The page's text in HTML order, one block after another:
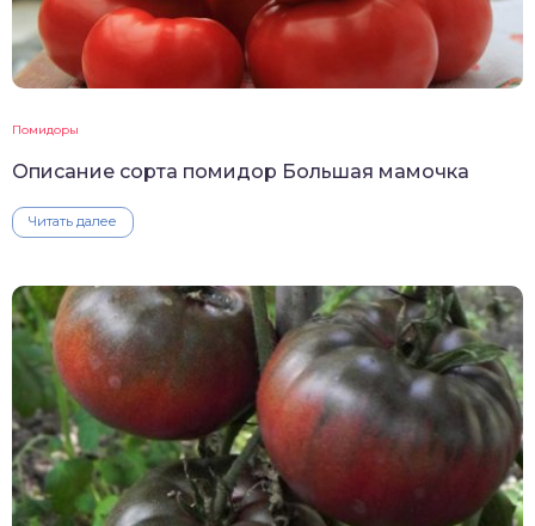
Помидоры
Описание сорта помидор Большая мамочка
Читать далее